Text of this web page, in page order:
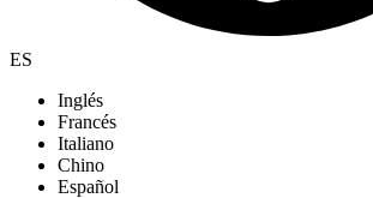
ES
Inglés
Francés
Italiano
Chino
Español